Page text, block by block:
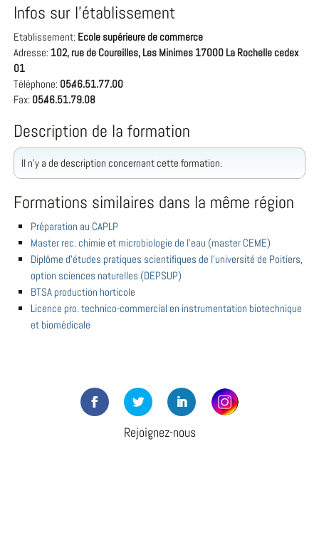
Infos sur l'établissement
Etablissement: Ecole supérieure de commerce
Adresse: 102, rue de Coureilles, Les Minimes 17000 La Rochelle cedex
01
Téléphone: 05.46.51.77.00
Fax: 05.46.51.79.08
Description de la formation
Il n'y a de description concernant cette formation.
Formations similaires dans la même région
Préparation au CAPLP
Master rec. chimie et microbiologie de l'eau (master CEME)
Diplôme d'études pratiques scientifiques de l'université de Poitiers,
option sciences naturelles (DEPSUP)
BTSA production horticole
Licence pro. technico-commercial en instrumentation biotechnique
et biomédicale
Rejoignez-nous